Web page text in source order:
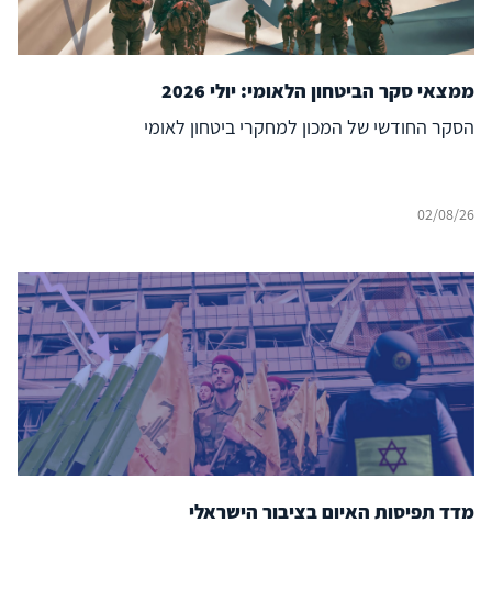
ממצאי סקר הביטחון הלאומי: יולי 2026
הסקר החודשי של המכון למחקרי ביטחון לאומי
02/08/26
מדד תפיסות האיום בציבור הישראלי